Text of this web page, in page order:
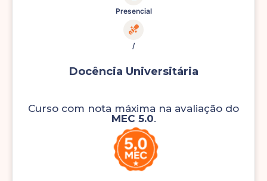
Presencial
/
Docência Universitária
Curso com nota máxima na avaliação do
MEC 5.0.